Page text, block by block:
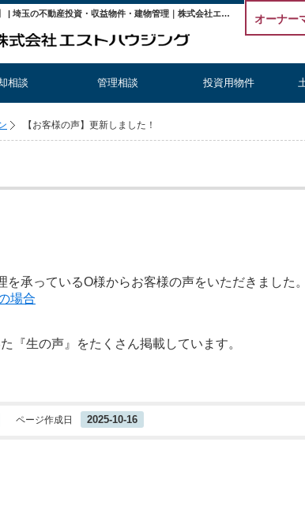
【お客様の声】更新しました！【更新】 | 埼玉の不動産投資・収益物件・建物管理｜株式会社エストハウジング オーナー
相談 管理相談 投資用物件
【お客様の声】更新しました！
を承っているO様からお客様の声をいただきました。
場合
『生の声』をたくさん掲載しています。
ページ作成日 2025-10-16